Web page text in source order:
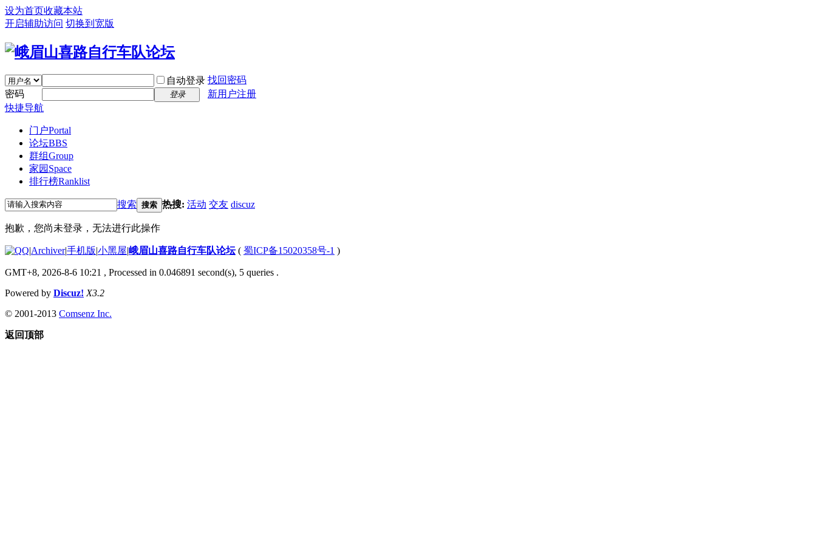
设为首页收藏本站
开启辅助访问 切换到宽版
自动登录 找回密码
密码
登录
新用户注册
快捷导航
门户Portal
论坛BBS
群组Group
家园 Space
排行榜Ranklist
搜索 搜索 热搜: 活动 交友 discuz
抱歉，您尚未登录，无法进行此操作
|Archiver|手机版|小黑屋|峨眉山喜路自行车队论坛( 蜀ICP备15020358号-1 )
GMT+8, 2026-8-6 10:21 , Processed in 0.046891 second(s), 5 queries .
Powered by Discuz! X3.2
© 2001-2013 Comsenz Inc.
返回顶部